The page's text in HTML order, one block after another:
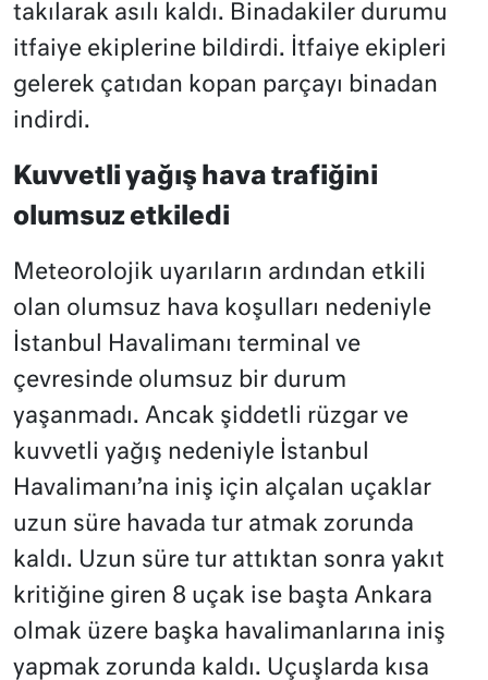
takılarak asılı kaldı. Binadakiler durumu
itfaiye ekiplerine bildirdi. İtfaiye ekipleri
gelerek çatıdan kopan parçayı binadan
indirdi.
Kuvvetli yağış hava trafiğini
olumsuz etkiledi
Meteorolojik uyarıların ardından etkili
olan olumsuz hava koşulları nedeniyle
İstanbul Havalimanı terminal ve
çevresinde olumsuz bir durum
yaşanmadı. Ancak şiddetli rüzgar ve
kuvvetli yağış nedeniyle İstanbul
Havalimanı’na iniş için alçalan uçaklar
uzun süre havada tur atmak zorunda
kaldı. Uzun süre tur attıktan sonra yakıt
kritiğine giren 8 uçak ise başta Ankara
olmak üzere başka havalimanlarına iniş
yapmak zorunda kaldı. Uçuşlarda kısa